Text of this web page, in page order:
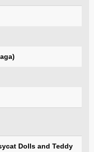
Dolls and Teddy